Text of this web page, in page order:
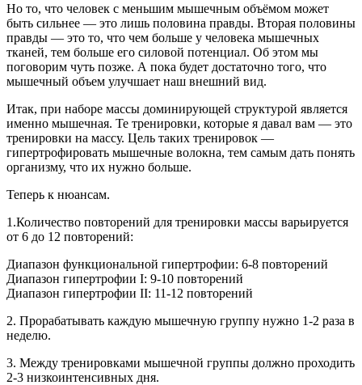
Но то, что человек с меньшим мышечным объёмом может
быть сильнее — это лишь половина правды. Вторая половины
правды — это то, что чем больше у человека мышечных
тканей, тем больше его силовой потенциал. Об этом мы
поговорим чуть позже. А пока будет достаточно того, что
мышечный объем улучшает наш внешний вид.
Итак, при наборе массы доминирующей структурой является
именно мышечная. Те тренировки, которые я давал вам — это
тренировки на массу. Цель таких тренировок —
гипертрофировать мышечные волокна, тем самым дать понять
организму, что их нужно больше.
Теперь к нюансам.
1.Количество повторений для тренировки массы варьируется
от 6 до 12 повторений:
Диапазон функциональной гипертрофии: 6-8 повторений
Диапазон гипертрофии I: 9-10 повторений
Диапазон гипертрофии II: 11-12 повторений
2. Прорабатывать каждую мышечную группу нужно 1-2 раза в
неделю.
3. Между тренировками мышечной группы должно проходить
2-3 низкоинтенсивных дня.